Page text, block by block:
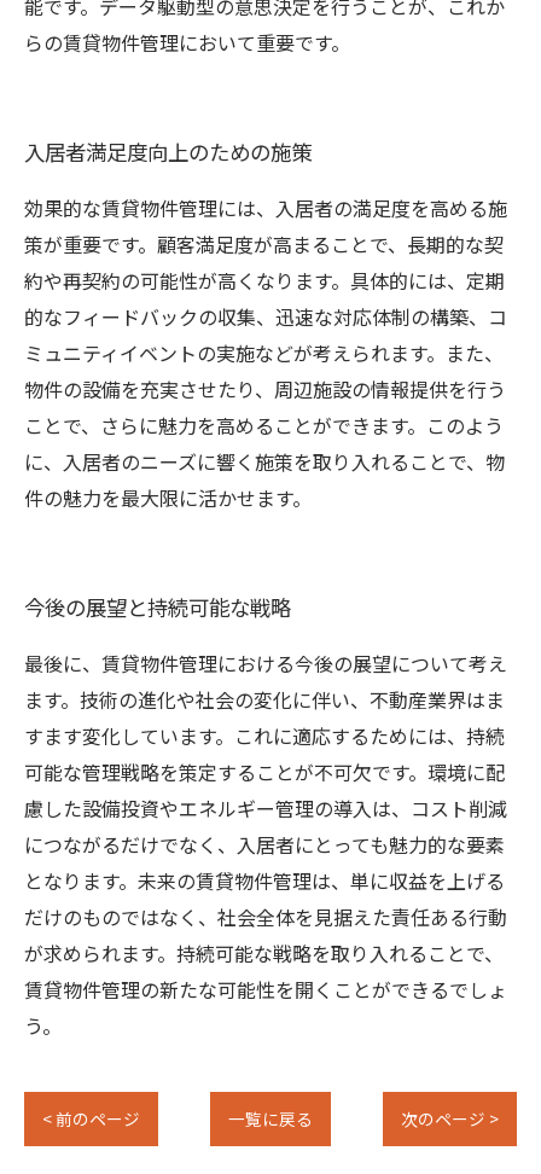
能です。データ駆動型の意思決定を行うことが、これか
らの賃貸物件管理において重要です。
入居者満足度向上のための施策
効果的な賃貸物件管理には、入居者の満足度を高める施
策が重要です。顧客満足度が高まることで、長期的な契
約や再契約の可能性が高くなります。具体的には、定期
的なフィードバックの収集、迅速な対応体制の構築、コ
ミュニティイベントの実施などが考えられます。また、
物件の設備を充実させたり、周辺施設の情報提供を行う
ことで、さらに魅力を高めることができます。このよう
に、入居者のニーズに響く施策を取り入れることで、物
件の魅力を最大限に活かせます。
今後の展望と持続可能な戦略
最後に、賃貸物件管理における今後の展望について考え
ます。技術の進化や社会の変化に伴い、不動産業界はま
すます変化しています。これに適応するためには、持続
可能な管理戦略を策定することが不可欠です。環境に配
慮した設備投資やエネルギー管理の導入は、コスト削減
につながるだけでなく、入居者にとっても魅力的な要素
となります。未来の賃貸物件管理は、単に収益を上げる
だけのものではなく、社会全体を見据えた責任ある行動
が求められます。持続可能な戦略を取り入れることで、
賃貸物件管理の新たな可能性を開くことができるでしょ
う。
< 前のページ 一覧に戻る 次のページ >